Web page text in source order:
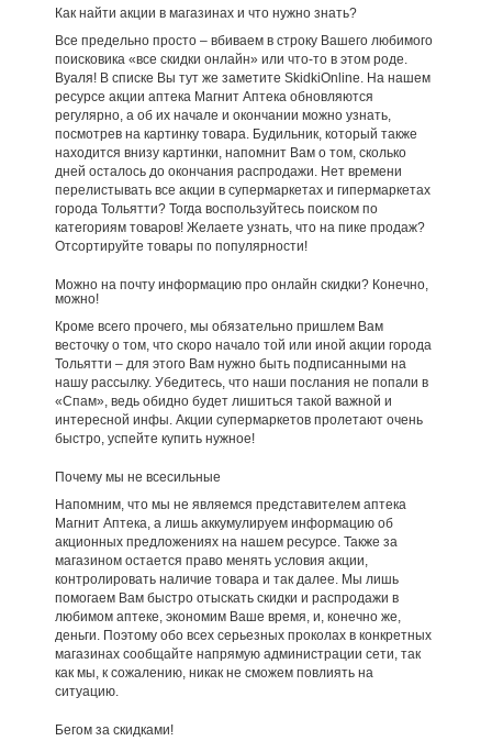
Как найти акции в магазинах и что нужно знать?
Все предельно просто – вбиваем в строку Вашего любимого
поисковика «все скидки онлайн» или что-то в этом роде.
Вуаля! В списке Вы тут же заметите SkidkiOnline. На нашем
ресурсе акции аптека Магнит Аптека обновляются
регулярно, а об их начале и окончании можно узнать,
посмотрев на картинку товара. Будильник, который также
находится внизу картинки, напомнит Вам о том, сколько
дней осталось до окончания распродажи. Нет времени
перелистывать все акции в супермаркетах и гипермаркетах
города Тольятти? Тогда воспользуйтесь поиском по
категориям товаров! Желаете узнать, что на пике продаж?
Отсортируйте товары по популярности!
Можно на почту информацию про онлайн скидки? Конечно,
можно!
Кроме всего прочего, мы обязательно пришлем Вам
весточку о том, что скоро начало той или иной акции города
Тольятти – для этого Вам нужно быть подписанными на
нашу рассылку. Убедитесь, что наши послания не попали в
«Спам», ведь обидно будет лишиться такой важной и
интересной инфы. Акции супермаркетов пролетают очень
быстро, успейте купить нужное!
Почему мы не всесильные
Напомним, что мы не являемся представителем аптека
Магнит Аптека, а лишь аккумулируем информацию об
акционных предложениях на нашем ресурсе. Также за
магазином остается право менять условия акции,
контролировать наличие товара и так далее. Мы лишь
помогаем Вам быстро отыскать скидки и распродажи в
любимом аптеке, экономим Ваше время, и, конечно же,
деньги. Поэтому обо всех серьезных проколах в конкретных
магазинах сообщайте напрямую администрации сети, так
как мы, к сожалению, никак не сможем повлиять на
ситуацию.
Бегом за скидками!